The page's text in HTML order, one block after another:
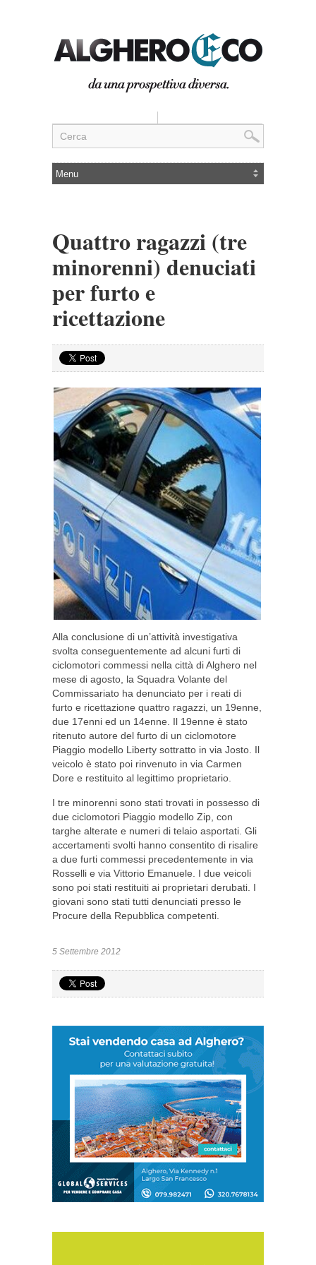
Quattro ragazzi (tre
minorenni) denuciati
per furto e
ricettazione
Alla conclusione di un’attività investigativa
svolta conseguentemente ad alcuni furti di
ciclomotori commessi nella città di Alghero nel
mese di agosto, la Squadra Volante del
Commissariato ha denunciato per i reati di
furto e ricettazione quattro ragazzi, un 19enne,
due 17enni ed un 14enne. Il 19enne è stato
ritenuto autore del furto di un ciclomotore
Piaggio modello Liberty sottratto in via Josto. Il
veicolo è stato poi rinvenuto in via Carmen
Dore e restituito al legittimo proprietario.
I tre minorenni sono stati trovati in possesso di
due ciclomotori Piaggio modello Zip, con
targhe alterate e numeri di telaio asportati. Gli
accertamenti svolti hanno consentito di risalire
a due furti commessi precedentemente in via
Rosselli e via Vittorio Emanuele. I due veicoli
sono poi stati restituiti ai proprietari derubati. I
giovani sono stati tutti denunciati presso le
Procure della Repubblica competenti.
5 Settembre 2012